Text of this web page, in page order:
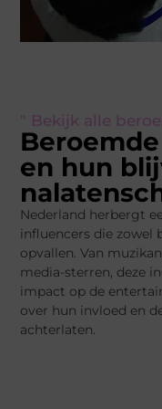
" Bekijk alle
en hun
Nederland herbergt
influencers die zowel
opvallen. Van
media-sterren, deze
impact op de
over hun invloed en
achterlaten.